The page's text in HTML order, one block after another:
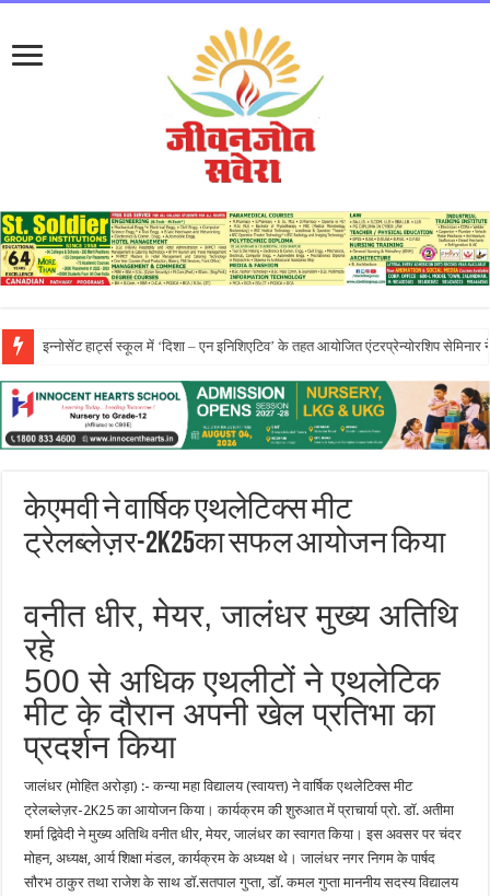
प्रो. (डॉ.) यादविंदर सिंह बराड़ ने आई.के. गुजराल पंजाब टेक्निकल यूनिवर्सिटी के वाइस-
केएमवी ने वार्षिक एथलेटिक्स मीट
ट्रेलब्लेज़र-2K25का सफल आयोजन किया
वनीत धीर, मेयर, जालंधर मुख्य अतिथि
रहे
500 से अधिक एथलीटों ने एथलेटिक
मीट के दौरान अपनी खेल प्रतिभा का
प्रदर्शन किया
जालंधर (मोहित अरोड़ा) :- कन्या महा विद्यालय (स्वायत्त) ने वार्षिक एथलेटिक्स मीट
ट्रेलब्लेज़र-2K25 का आयोजन किया। कार्यक्रम की शुरुआत में प्राचार्या प्रो. डॉ. अतीमा
शर्मा द्विवेदी ने मुख्य अतिथि वनीत धीर, मेयर, जालंधर का स्वागत किया। इस अवसर पर चंदर
मोहन, अध्यक्ष, आर्य शिक्षा मंडल, कार्यक्रम के अध्यक्ष थे। जालंधर नगर निगम के पार्षद
सौरभ ठाकुर तथा राजेश के साथ डॉ.सतपाल गुप्ता, डॉ. कमल गुप्ता माननीय सदस्य विद्यालय